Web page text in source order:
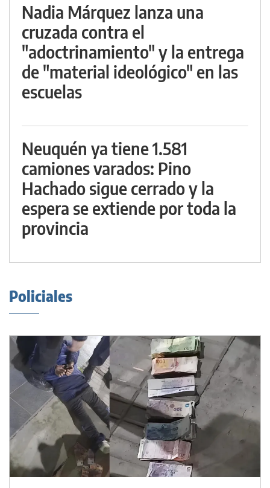
Nadia Márquez lanza una
cruzada contra el
"adoctrinamiento" y la entrega
de "material ideológico" en las
escuelas
Neuquén ya tiene 1.581
camiones varados: Pino
Hachado sigue cerrado y la
espera se extiende por toda la
provincia
Policiales